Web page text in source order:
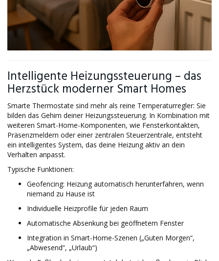
Intelligente Heizungssteuerung – das
Herzstück moderner Smart Homes
Smarte Thermostate sind mehr als reine Temperaturregler: Sie
bilden das Gehirn deiner Heizungssteuerung. In Kombination mit
weiteren Smart-Home-Komponenten, wie Fensterkontakten,
Präsenzmeldern oder einer zentralen Steuerzentrale, entsteht
ein intelligentes System, das deine Heizung aktiv an dein
Verhalten anpasst.
Typische Funktionen:
Geofencing: Heizung automatisch herunterfahren, wenn
niemand zu Hause ist
Individuelle Heizprofile für jeden Raum
Automatische Absenkung bei geöffnetem Fenster
Integration in Smart-Home-Szenen („Guten Morgen“,
„Abwesend“, „Urlaub“)